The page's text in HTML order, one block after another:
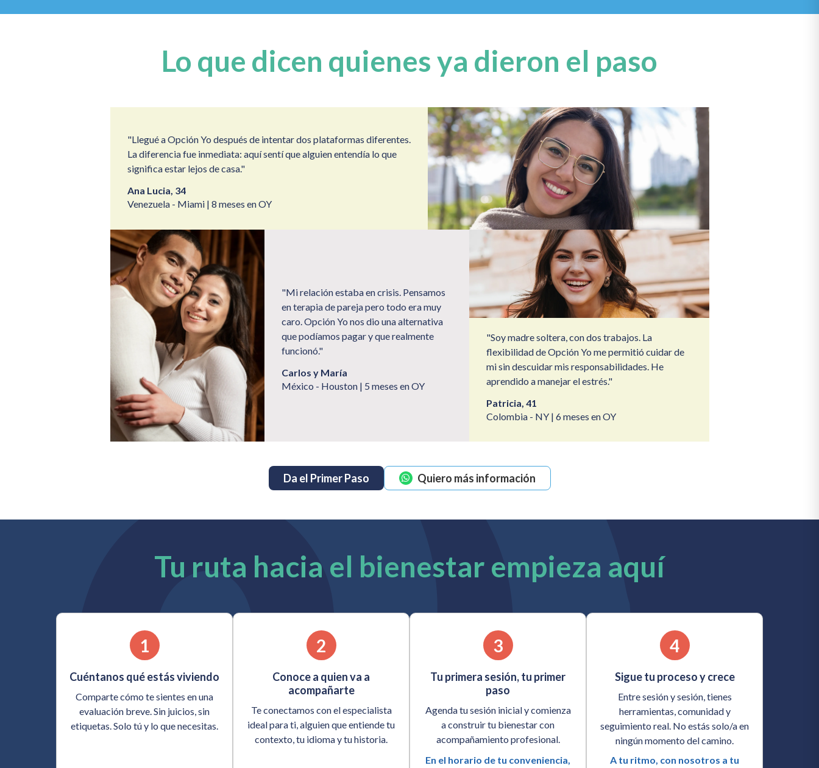
Lo que dicen quienes ya dieron el paso
"Llegué a Opción Yo después de intentar dos plataformas diferentes.
La diferencia fue inmediata: aquí sentí que alguien entendía lo que
significa estar lejos de casa."
Ana Lucia, 34
Venezuela - Miami | 8 meses en OY
"Mi relación estaba en crisis. Pensamos
en terapia de pareja pero todo era muy
caro. Opción Yo nos dio una alternativa
que podíamos pagar y que realmente
funcionó."
Carlos y María
México - Houston | 5 meses en OY
"Soy madre soltera, con dos trabajos. La
flexibilidad de Opción Yo me permitió cuidar de
mi sin descuidar mis responsabilidades. He
aprendido a manejar el estrés."
Patricia, 41
Colombia - NY | 6 meses en OY
Da el Primer Paso Quiero más información
Tu ruta hacia el bienestar empieza aquí
1
Cuéntanos qué estás viviendo
Comparte cómo te sientes en una
evaluación breve. Sin juicios, sin
etiquetas. Solo tú y lo que necesitas.
2
Conoce a quien va a
acompañarte
Te conectamos con el especialista
ideal para ti, alguien que entiende tu
contexto, tu idioma y tu historia.
3
Tu primera sesión, tu primer
paso
Agenda tu sesión inicial y comienza
a construir tu bienestar con
acompañamiento profesional.
En el horario de tu conveniencia,
4
Sigue tu proceso y crece
Entre sesión y sesión, tienes
herramientas, comunidad y
seguimiento real. No estás solo/a en
ningún momento del camino.
A tu ritmo, con nosotros a tu